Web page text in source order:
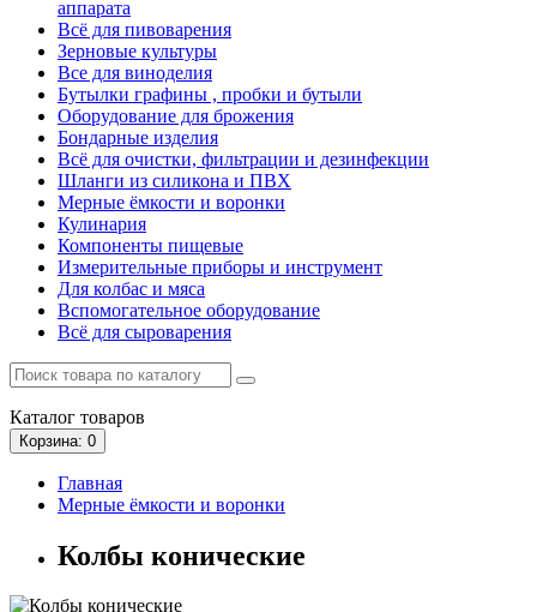
аппарата
Всё для пивоварения
Зерновые культуры
Все для виноделия
Бутылки графины , пробки и бутыли
Оборудование для брожения
Бондарные изделия
Всё для очистки, фильтрации и дезинфекции
Шланги из силикона и ПВХ
Мерные ёмкости и воронки
Кулинария
Компоненты пищевые
Измерительные приборы и инструмент
Для колбас и мяса
Вспомогательное оборудование
Всё для сыроварения
Каталог товаров
Корзина: 0
Главная
Мерные ёмкости и воронки
Колбы конические